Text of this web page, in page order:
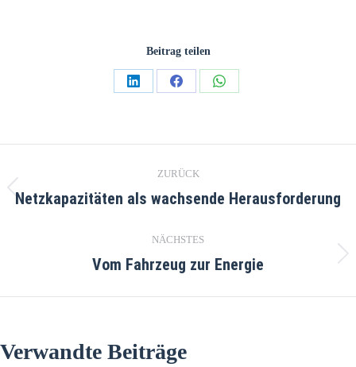
Beitrag teilen
ZURÜCK
Netzkapazitäten als wachsende Herausforderung
NÄCHSTES
Vom Fahrzeug zur Energie
Verwandte Beiträge